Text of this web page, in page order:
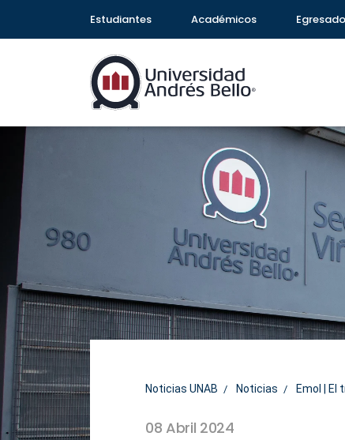
Estudiantes Académicos
Noticias UNAB Noticias Emol | El
08 Abril 2024